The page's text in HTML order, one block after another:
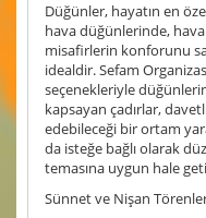
Düğünler, hayatın en
hava düğünlerinde,
misafirlerin konforunu
idealdir. Sefam
seçenekleriyle
kapsayan çadırlar,
edebileceği bir ortam
da isteğe bağlı olarak
temasına uygun hale
Sünnet ve Nişan